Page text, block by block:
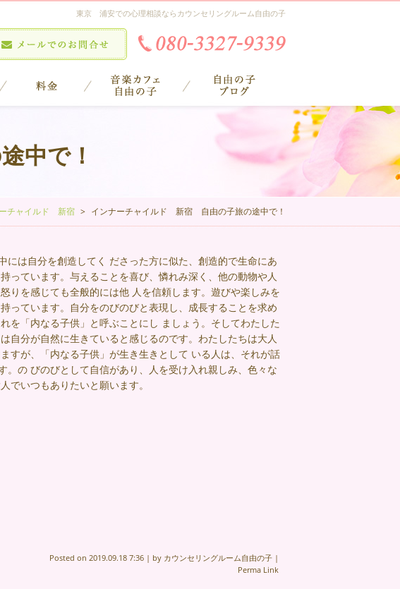
東京 浦安での心理相談ならカウンセリングルーム自由の子
中で！
チャイルド 新宿 インナーチャイルド 新宿 自由の子旅の途中で！
には自分を創造してく ださった方に似た、創造的で生命にあ
っています。与えることを喜び、憐れみ深く、他の動物や人
りを感じても全般的には他 人を信頼します。遊びや楽しみを
っています。自分をのびのびと表現し、成長することを求め
を「内なる子供」と呼ぶことにし ましょう。そしてわたした
自分が自然に生きていると感じるのです。わたしたちは大人
すが、「内なる子供」が生き生きとして いる人は、それが話
。の びのびとして自信があり、人を受け入れ親しみ、色々な
でいつもありたいと願います。
Posted on 2019.09.18 7:36 | by カウンセリングルーム自由の子 |
Perma Link